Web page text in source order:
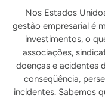
Nos Estados
gestão empresarial é
investimentos, o
associações,
doenças e acidentes
conseqüência,
incidentes. Sabemos